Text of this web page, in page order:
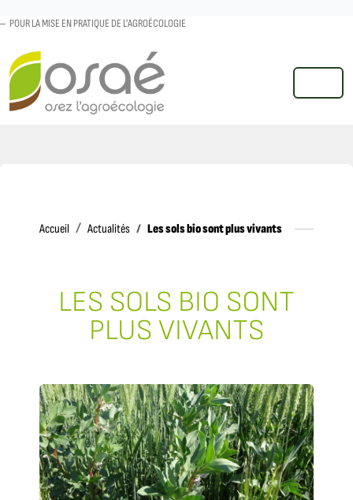
POUR LA MISE EN PRATIQUE DE L'AGROÉCOLOGIE
MENU
Accueil AccueilActualités Les sols bio sont plus vivants
LES SOLS BIO SONT
PLUS VIVANTS